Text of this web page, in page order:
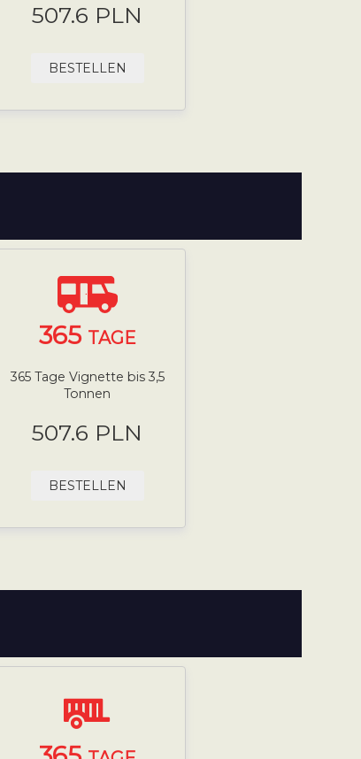
507.6 PLN
BESTELLEN
365 TAGE
365 Tage Vignette bis 3,5
Tonnen
507.6 PLN
BESTELLEN